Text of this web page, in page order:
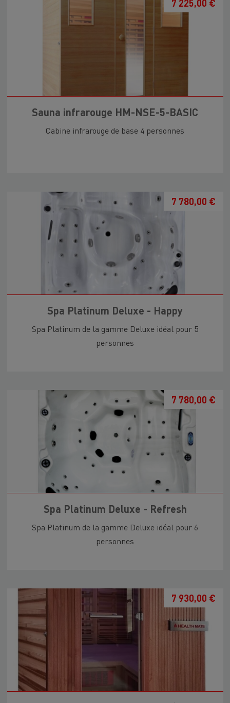
7 225,00 €
Sauna infrarouge HM-NSE-5-BASIC
Cabine infrarouge de base 4 personnes
7 780,00 €
Spa Platinum Deluxe - Happy
Spa Platinum de la gamme Deluxe idéal pour 5
personnes
7 780,00 €
Spa Platinum Deluxe - Refresh
Spa Platinum de la gamme Deluxe idéal pour 6
personnes
7 930,00 €